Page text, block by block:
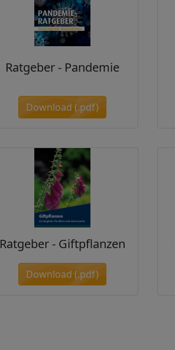
Ratgeber - Pandemie
Download (.pdf)
Ratgeber - Giftpflanzen
Download (.pdf)